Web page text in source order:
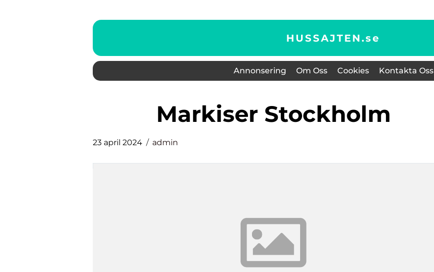
HUSSAJTEN.se
Annonsering Om Oss Cookies Kontakta Oss
Markiser Stockholm
23 april 2024 admin